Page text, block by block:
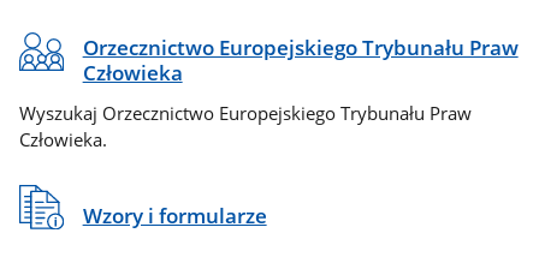
Orzecznictwo Europejskiego Trybunału Praw
Człowieka
Wyszukaj Orzecznictwo Europejskiego Trybunału Praw
Człowieka.
Wzory i formularze